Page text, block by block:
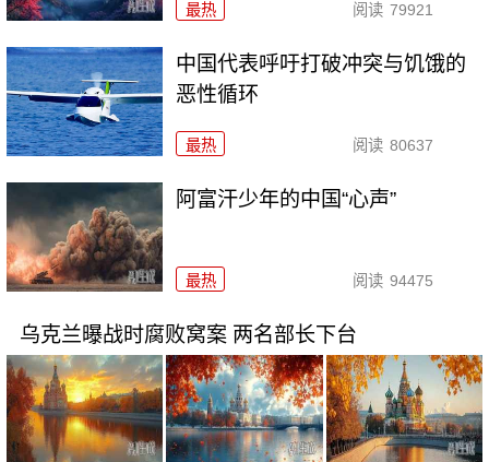
最热 阅读 79921
中国代表呼吁打破冲突与饥饿的
恶性循环
最热 阅读 80637
阿富汗少年的中国“心声”
最热 阅读 94475
乌克兰曝战时腐败窝案 两名部长下台